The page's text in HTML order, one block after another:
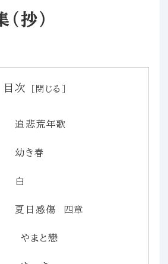
抄）
目次
追悲荒年歌
幼き春
白
夏日感傷 四章
やまと戀